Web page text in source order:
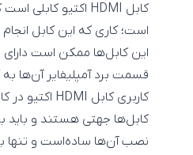
است؛ کاری که این کابل
قسمت برد آمپلیفایر آن‌ها به
کابل‌ها جهتی هستند و
نصب آن‌ها ساده‌است و تنها